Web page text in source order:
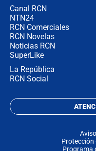
Canal RCN
NTN24
RCN Comerciales
RCN Novelas
Noticias RCN
SuperLike
La República
RCN Social
Protección
Programa